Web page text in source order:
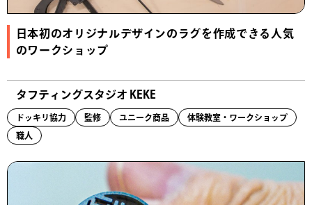
日本初のオリジナルデザインのラグを作成できる人気
のワークショップ
タフティングスタジオ KEKE
ドッキリ協力 監修 ユニーク商品 体験教室・ワークショップ
職人